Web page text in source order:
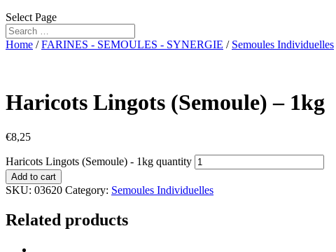
Select Page
Home /FARINES - SEMOULES - SYNERGIE / Semoules Individuelles
Haricots Lingots (Semoule) – 1kg
€8,25
Haricots Lingots (Semoule) - 1kg quantity
Add to cart
SKU: 03620 Category: Semoules Individuelles
Related products